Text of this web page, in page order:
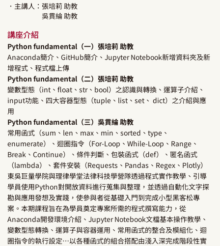
．主講人： 張培莉助教
吳貫綸助教
講座介紹
Python fundamental（一）張培莉 助教
Anaconda簡介、GitHub簡介、Jupyter Notebook新增資料夾及新
增程式、程式檔上傳
Python fundamental（二）張培莉 助教
變數型態（int、float、str、bool）之認識與轉換、運算子介紹、
input功能、四大容器型態（tuple、list、set、 dict）之介紹與應
用
Python fundamental（三）吳貫綸 助教
常用函式（sum、len、max、min、sorted、type、
enumerate）、迴圈指令（For-Loop、While-Loop、Range、
Break、Continue）、條件判斷、包裝函式（def）、匿名函式
（lambda）、套件安裝（Requests、Pandas、Regex、Plotly）
東吳巨量學院與理律學堂法律科技學營隊透過程式實作教學、引導
學員使用Python對開放資料進行蒐集與整理，並透過自動化文字探
勘與應用發想及實踐，使參與者從基礎入門到完成小型黑客松專
案。本期課程旨在為學員奠定專案所需的程式撰寫能力，從
Anaconda開發環境介紹、Jupyter Notebook文檔基本操作教學、
變數型態轉換、運算子與容器運用、常用函式的整合及模組化、迴
圈指令的執行設定…以各種函式的組合搭配由淺入深完成階段性實